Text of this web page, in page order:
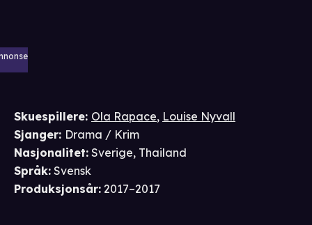
Skuespillere: Ola Rapace, Louise Nyvall
Sjanger: Drama / Krim
Nasjonalitet: Sverige, Thailand
Språk: Svensk
Produksjonsår: 2017–2017